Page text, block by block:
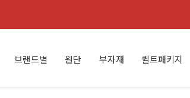
브랜드별 원단 부자재 퀼트패키지